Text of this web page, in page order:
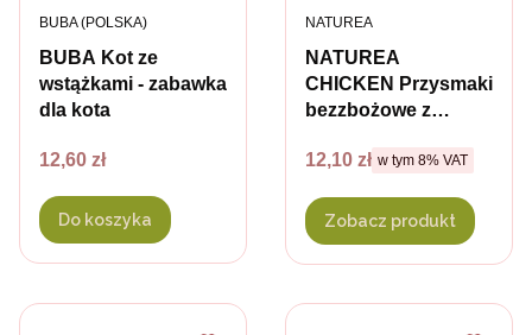
BUBA Kot ze
wstążkami - zabawka
dla kota
PRODUCENT
BUBA (POLSKA)
Cena
12,60 zł
Do koszyka
NATUREA
CHICKEN Przysmaki
bezzbożowe z
kotów - 100g
PRODUCENT
NATUREA
Cena brutto
12,10 zł w tym %s VAT
w tym 8% VAT
Zobacz produkt